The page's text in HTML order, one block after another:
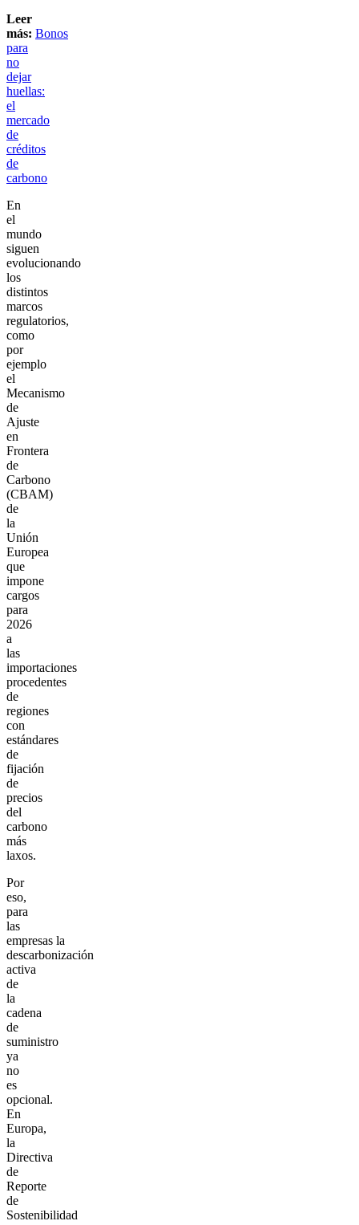
Leer
más: Bonos
para
no
dejar
huellas:
el
mercado
de
créditos
de
carbono
En
el
mundo
siguen
evolucionando
los
distintos
marcos
regulatorios,
como
por
ejemplo
el
Mecanismo
de
Ajuste
en
Frontera
de
Carbono
(CBAM)
de
la
Unión
Europea
que
impone
cargos
para
2026
a
las
importaciones
procedentes
de
regiones
con
estándares
de
fijación
de
precios
del
carbono
más
laxos.
Por
eso,
para
las
empresas la
descarbonización
activa
de
la
cadena
de
suministro
ya
no
es
opcional.
En
Europa,
la
Directiva
de
Reporte
de
Sostenibilidad